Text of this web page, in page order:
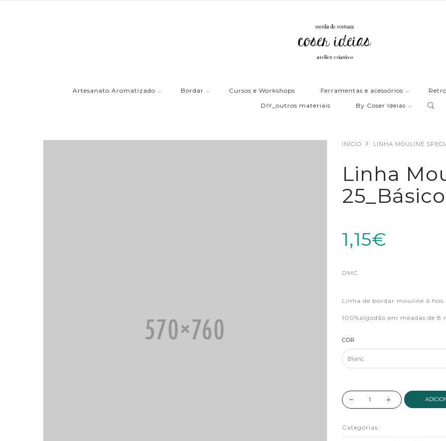
Artesanato Aromatizado Bordar Cursos e Workshops Ferramentas e acessórios
DIY_outros materiais
By Coser Ideias
INÍCIO LINHA MOULINÉ
Linha
25_Básico
1,15€
DMC
Linha de bordar mouliné 6 fios.
100%algodão em meadas de 8
COR
Categorias: